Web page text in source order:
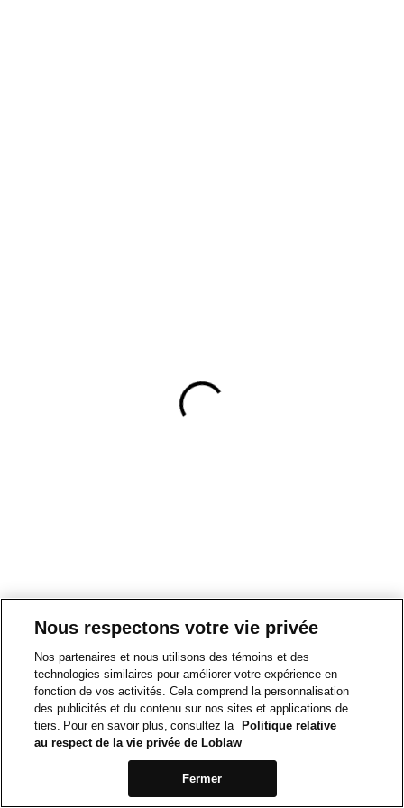
Nous respectons votre vie privée
Nos partenaires et nous utilisons des témoins et des
technologies similaires pour améliorer votre expérience en
fonction de vos activités. Cela comprend la personnalisation
des publicités et du contenu sur nos sites et applications de
tiers. Pour en savoir plus, consultez la
Politique relative
au respect de la vie privée de Loblaw
Fermer